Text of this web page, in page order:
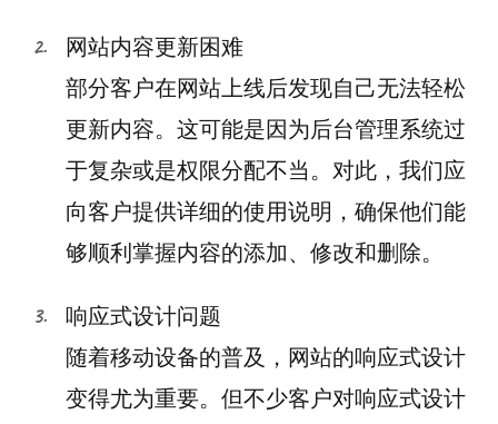
网站内容更新困难
部分客户在网站上线后发现自己无法轻松
更新内容。这可能是因为后台管理系统过
于复杂或是权限分配不当。对此，我们应
向客户提供详细的使用说明，确保他们能
够顺利掌握内容的添加、修改和删除。
响应式设计问题
随着移动设备的普及，网站的响应式设计
变得尤为重要。但不少客户对响应式设计